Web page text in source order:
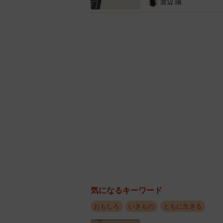
渡辺 陽
気になるキーワード
おもしろ いきもの ともに生きる